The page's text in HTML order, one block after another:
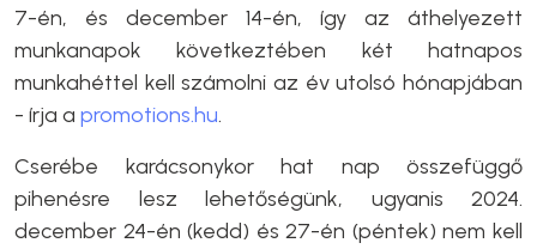
7-én, és december 14-én, így az áthelyezett
munkanapok következtében két hatnapos
munkahéttel kell számolni az év utolsó hónapjában
- írja a promotions.hu.
Cserébe karácsonykor hat nap összefüggő
pihenésre lesz lehetőségünk, ugyanis 2024.
december 24-én (kedd) és 27-én (péntek) nem kell